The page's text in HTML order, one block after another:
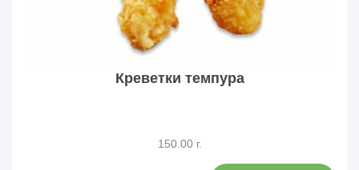
Креветки темпура
150.00 г.